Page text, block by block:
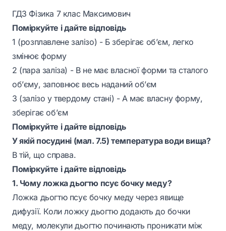
ГДЗ Фізика 7 клас Максимович
Поміркуйте і дайте відповідь
1 (розплавлене залізо) - Б зберігає об’єм, легко
змінює форму
2 (пара заліза) - В не має власної форми та сталого
об’єму, заповнює весь наданий об’єм
3 (залізо у твердому стані) - А має власну форму,
зберігає об’єм
Поміркуйте і дайте відповідь
У якій посудині (мал. 7.5) температура води вища?
В тій, що справа.
Поміркуйте і дайте відповідь
1. Чому ложка дьогтю псує бочку меду?
Ложка дьогтю псує бочку меду через явище
дифузії. Коли ложку дьогтю додають до бочки
меду, молекули дьогтю починають проникати між